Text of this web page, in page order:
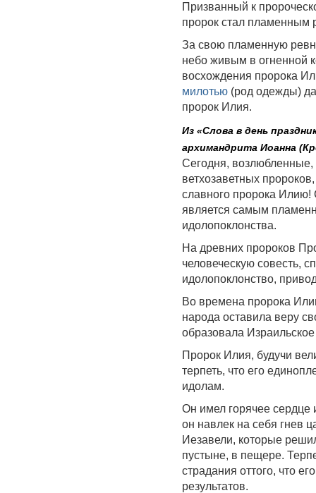
Призванный к
пророк стал пламенным
За свою пламенную
небо живым в огненной
восхождения пророка
милотью (род одежды)
пророк Илия.
Из «Слова в день
архимандрита Иоанна
Сегодня,
ветхозаветных
славного пророка Илию!
является самым
идолопоклонства.
На древних пророков
человеческую совесть,
идолопоклонство,
Во времена пророка
народа оставила веру
образовала
Пророк Илия, будучи
терпеть, что его
идолам.
Он имел горячее сердце
он навлек на себя гнев
Иезавели, которые
пустыне, в пещере.
страдания оттого, что
результатов.